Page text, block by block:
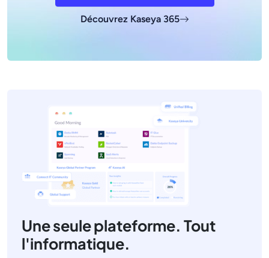
Découvrez Kaseya 365
Une seule plateforme. Tout
l'informatique.